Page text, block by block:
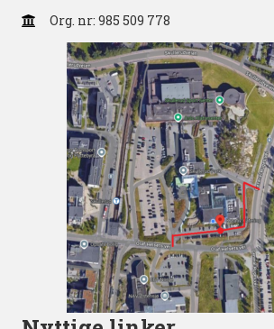
Org. nr: 985 509 778